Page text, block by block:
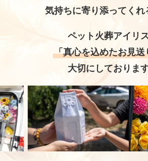
気持ちに寄り添ってくれ
ペット火葬アイリ
「真心を込めたお見送
大切にしております